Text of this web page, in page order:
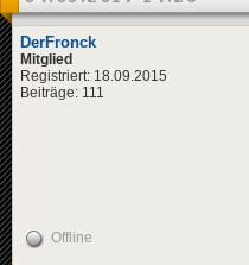
DerFronck
Mitglied
Registriert: 18.09.2015
Beiträge: 111
Offline